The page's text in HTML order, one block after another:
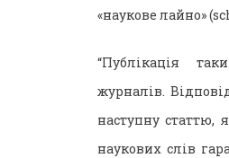
«наукове лайно»
“Публікація
журналів.
наступну статтю,
наукових слів